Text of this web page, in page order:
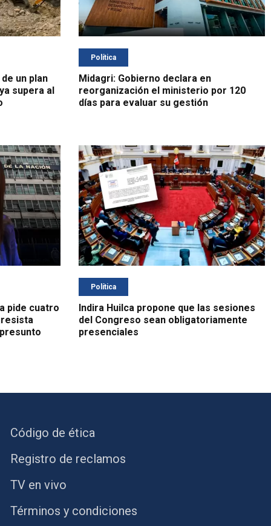
un plan
supera al
Política
Midagri: Gobierno declara en
reorganización el ministerio por 120
días para evaluar su gestión
pide cuatro
Política
Indira Huilca propone que las sesiones
del Congreso sean obligatoriamente
presenciales
Código de ética
Registro de reclamos
TV en vivo
Términos y condiciones